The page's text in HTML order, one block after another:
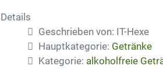
Details
Geschrieben von: IT-Hexe
Hauptkategorie: Getränke
Kategorie: alkoholfreie